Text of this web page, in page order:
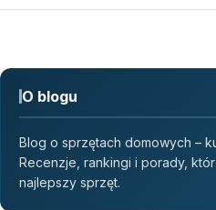
O blogu
Blog o sprzętach domowych –
Recenzje, rankingi i porady,
najlepszy sprzęt.